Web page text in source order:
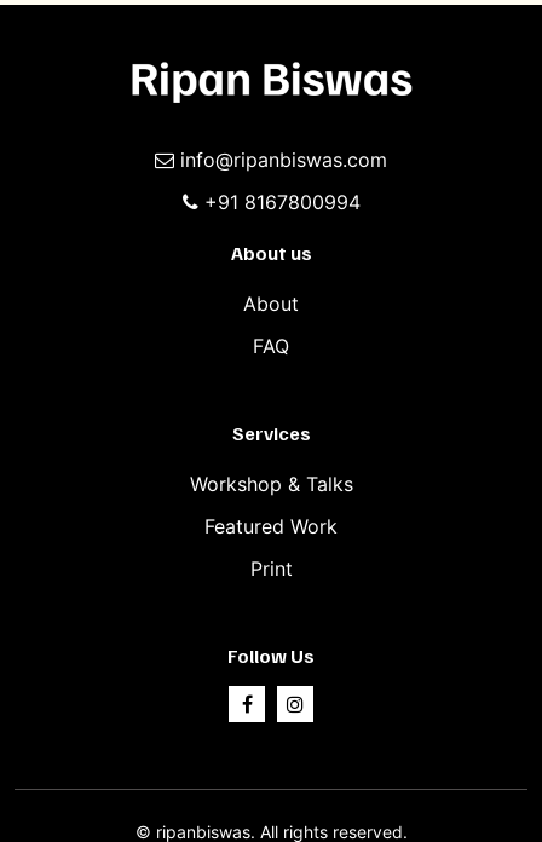
info@ripanbiswas.com
+91 8167800994
About us
About
FAQ
Services
Workshop & Talks
Featured Work
Print
Follow Us
© ripanbiswas. All rights reserved.